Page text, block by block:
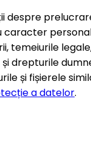
despre
temeiurile
drepturile
și fișierele
a datelor.